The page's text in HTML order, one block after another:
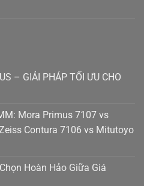
– GIẢI PHÁP TỐI ƯU CHO
Mora Primus 7107 vs
Contura 7106 vs Mitutoyo
Hoàn Hảo Giữa Giá